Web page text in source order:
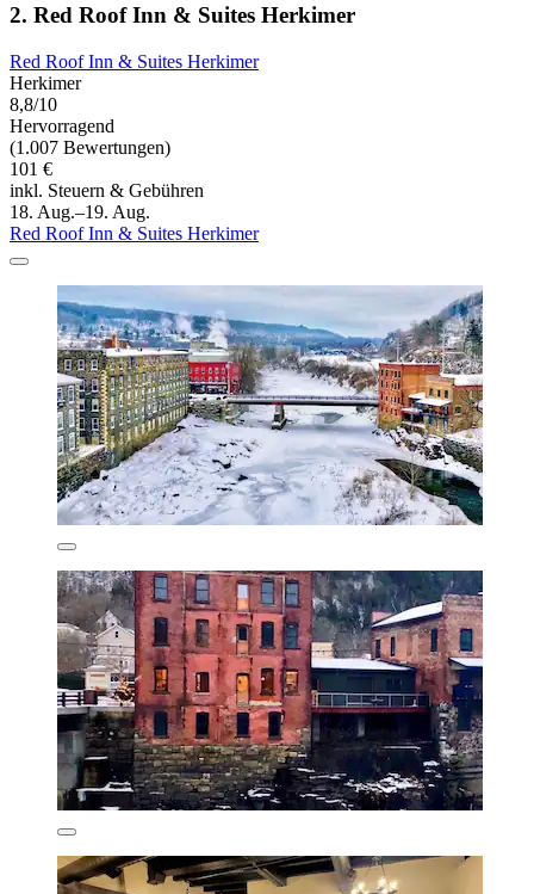
2. Red Roof Inn & Suites Herkimer
Red Roof Inn & Suites Herkimer
Herkimer
8,8/10
Hervorragend
(1.007 Bewertungen)
101 €
inkl. Steuern & Gebühren
18. Aug.–19. Aug.
Red Roof Inn & Suites Herkimer